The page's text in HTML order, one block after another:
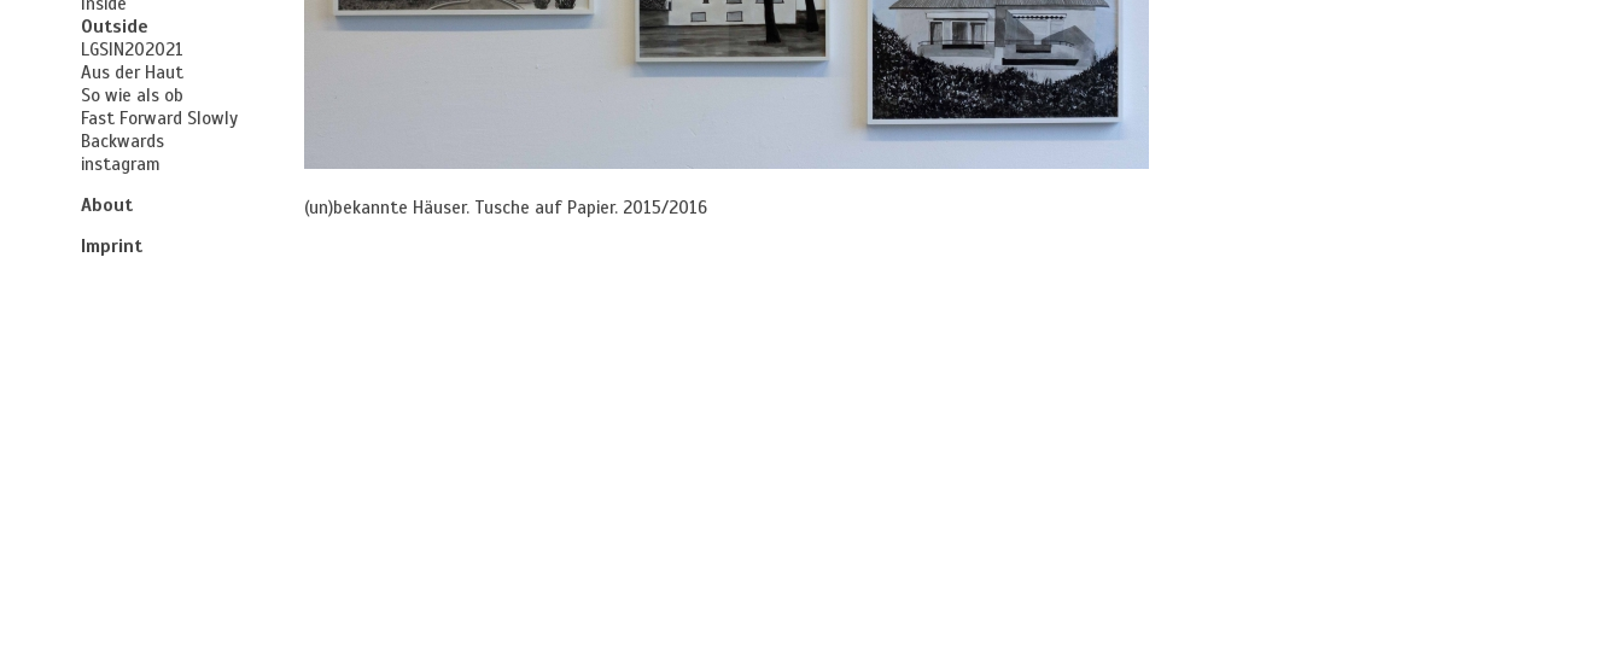
Outside
LGSIN202021
Aus der Haut
So wie als ob
Fast Forward Slowly
Backwards
instagram
About
Imprint
(un)bekannte Häuser. Tusche auf Papier. 2015/2016